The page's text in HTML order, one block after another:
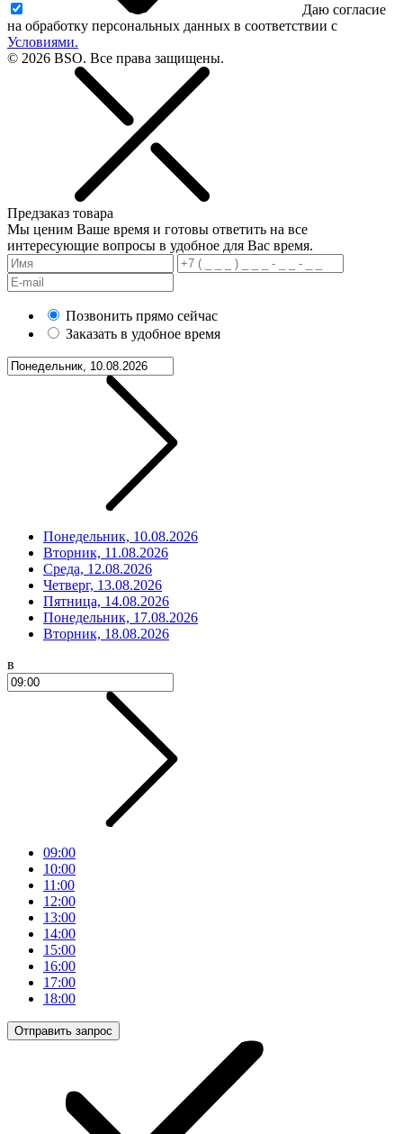
Даю согласие
на обработку персональных данных в соответствии с
Условиями.
© 2026 BSO. Все права защищены.
Предзаказ товара
Мы ценим Ваше время и готовы ответить на все
интересующие вопросы в удобное для Вас время.
Позвонить прямо сейчас
Заказать в удобное время
Понедельник, 10.08.2026
Вторник, 11.08.2026
Среда, 12.08.2026
Четверг, 13.08.2026
Пятница, 14.08.2026
Понедельник, 17.08.2026
Вторник, 18.08.2026
в
09:00
10:00
11:00
12:00
13:00
14:00
15:00
16:00
17:00
18:00
Отправить запрос